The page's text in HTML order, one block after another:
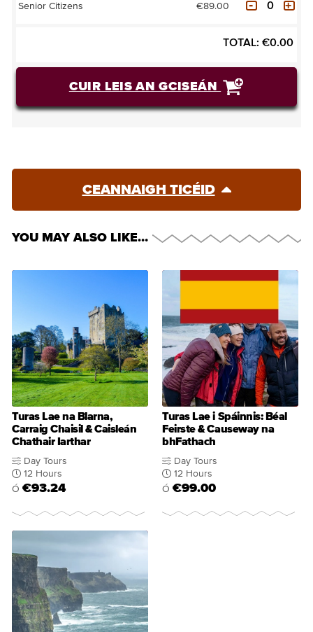
Senior Citizens €89.00
TOTAL: €0.00
CUIR LEIS AN GCISEÁN
CEANNAIGH TICÉID
YOU MAY ALSO LIKE…
Turas Lae na Blarna,
Carraig Chaisil & Caisleán
Chathair Iarthar
Day Tours
12 Hours
Ó €93.24
Turas Lae i Spáinnis: Béal
Feirste & Causeway na
bhFathach
Day Tours
12 Hours
Ó €99.00